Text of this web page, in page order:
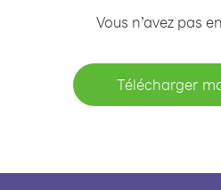
Vous n’avez pas
Télécharger